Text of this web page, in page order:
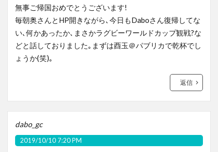
無事ご帰国おめでとうございます!
毎朝奥さんとHP開きながら､今日もDaboさん復帰してな
い､何かあったか､まさかラグビーワールドカップ観戦?な
どと話しておりました｡まずは酉玉＠パブリカで乾杯でし
ょうか(笑)｡
返信
dabo_gc
2019/10/10 7:20 PM